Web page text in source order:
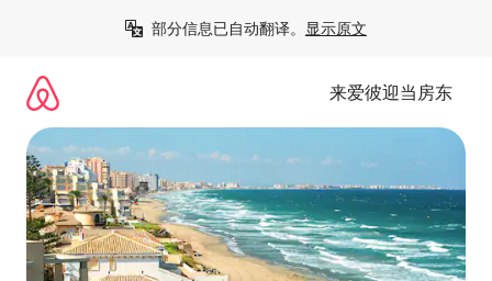
部分信息已自动翻译。 显示原文
来爱彼迎当房东